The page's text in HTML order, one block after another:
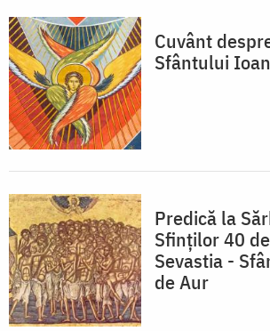
Cuvânt
Sfântului
Predică la
Sfinţilor 40
Sevastia -
de Aur